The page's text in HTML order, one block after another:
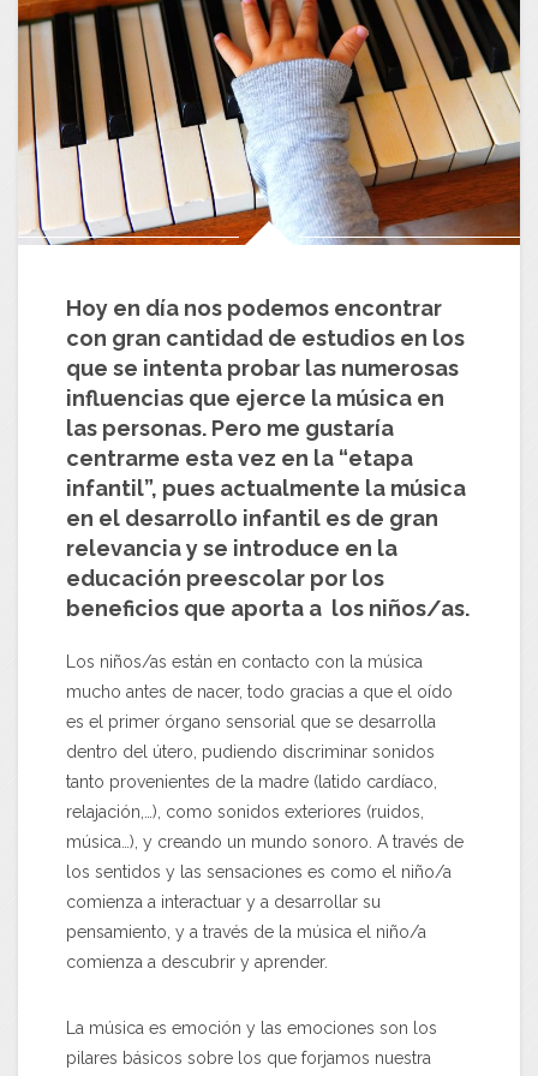
Hoy en día nos podemos encontrar
con gran cantidad de estudios en los
que se intenta probar las numerosas
influencias que ejerce la música en
las personas. Pero me gustaría
centrarme esta vez en la “etapa
infantil”, pues actualmente la música
en el desarrollo infantil es de gran
relevancia y se introduce en la
educación preescolar por los
beneficios que aporta a los niños/as.
Los niños/as están en contacto con la música
mucho antes de nacer, todo gracias a que el oído
es el primer órgano sensorial que se desarrolla
dentro del útero, pudiendo discriminar sonidos
tanto provenientes de la madre (latido cardíaco,
relajación,…), como sonidos exteriores (ruidos,
música…), y creando un mundo sonoro. A través de
los sentidos y las sensaciones es como el niño/a
comienza a interactuar y a desarrollar su
pensamiento, y a través de la música el niño/a
comienza a descubrir y aprender.
La música es emoción y las emociones son los
pilares básicos sobre los que forjamos nuestra